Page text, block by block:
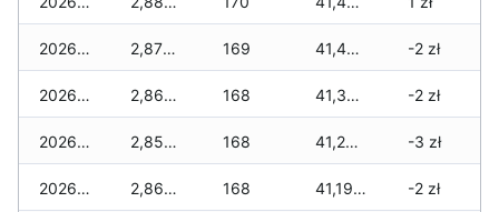
2026-01-06 2,870 zł 169 41,420 zł -2 zł
2026-01-05 2,860 zł 168 41,350 zł -2 zł
2026-01-04 2,850 zł 168 41,240 zł -3 zł
2026-01-03 2,860 zł 168 41,190 zł -2 zł